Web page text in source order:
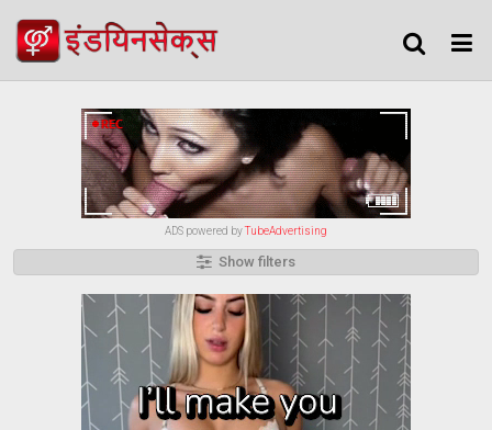
ADS powered byTubeAdvertising
Show filters